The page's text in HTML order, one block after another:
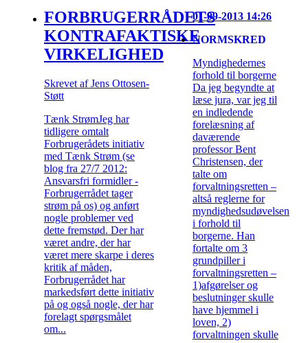
FORBRUGERRÅDETS
KONTRAFAKTISKE
VIRKELIGHED
Skrevet af Jens Ottosen-
Støtt
Tænk StrømJeg har
tidligere omtalt
Forbrugerådets initiativ
med Tænk Strøm (se
blog fra 27/7 2012:
Ansvarsfri formidler -
Forbrugerrådet tager
strøm på os) og anført
nogle problemer ved
dette fremstød. Der har
været andre, der har
været mere skarpe i deres
kritik af måden,
Forbrugerrådet har
markedsført dette initiativ
på og også nogle, der har
forelagt spørgsmålet
om...
01-09-2013 14:26
NORMSKRED
Myndighedernes
forhold til borgerne
Da jeg begyndte at
læse jura, var jeg til
en indledende
forelæsning af
daværende
professor Bent
Christensen, der
talte om
forvaltningsretten –
altså reglerne for
myndighedsudøvelsen
i forhold til
borgerne. Han
fortalte om 3
grundpiller i
forvaltningsretten –
1)afgørelser og
beslutninger skulle
have hjemmel i
loven, 2)
forvaltningen skulle